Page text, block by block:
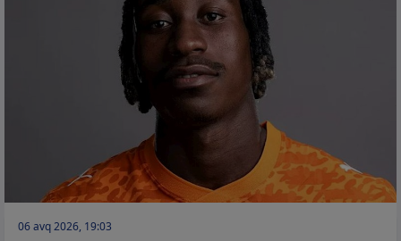
06 avq 2026, 19:03